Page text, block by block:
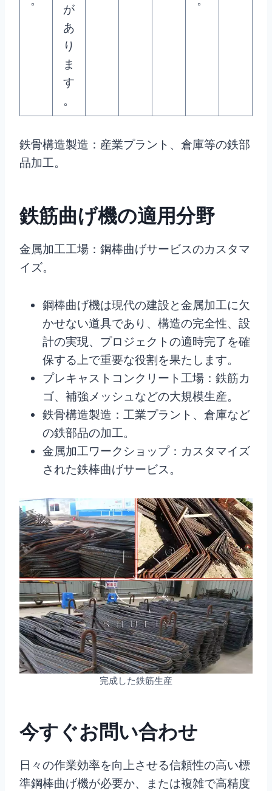
が
あ
り
ま
す
。
鉄骨構造製造：産業プラント、倉庫等の鉄部
品加工。
鉄筋曲げ機の適用分野
金属加工工場：鋼棒曲げサービスのカスタマ
イズ。
鋼棒曲げ機は現代の建設と金属加工に欠
かせない道具であり、構造の完全性、設
計の実現、プロジェクトの適時完了を確
保する上で重要な役割を果たします。
プレキャストコンクリート工場：鉄筋カ
ゴ、補強メッシュなどの大規模生産。
鉄骨構造製造：工業プラント、倉庫など
の鉄部品の加工。
金属加工ワークショップ：カスタマイズ
された鉄棒曲げサービス。
完成した鉄筋生産
今すぐお問い合わせ
日々の作業効率を向上させる信頼性の高い標
準鋼棒曲げ機が必要か、または複雑で高精度